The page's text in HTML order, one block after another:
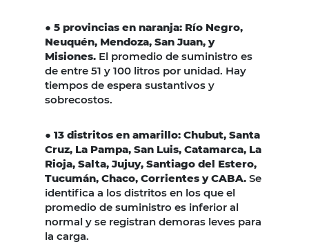
● 5 provincias en naranja: Río Negro,
Neuquén, Mendoza, San Juan, y
Misiones. El promedio de suministro es
de entre 51 y 100 litros por unidad. Hay
tiempos de espera sustantivos y
sobrecostos.
● 13 distritos en amarillo: Chubut, Santa
Cruz, La Pampa, San Luis, Catamarca, La
Rioja, Salta, Jujuy, Santiago del Estero,
Tucumán, Chaco, Corrientes y CABA. Se
identifica a los distritos en los que el
promedio de suministro es inferior al
normal y se registran demoras leves para
la carga.